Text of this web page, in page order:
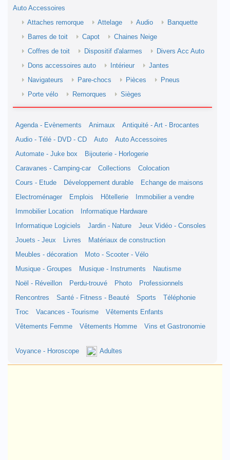
Auto Accessoires
Attaches remorque
Attelage Audio
Banquette
Barres de toit
Capot
Chaines Neige
Coffres de toit
Dispositif d'alarmes
Divers Acc Auto
Dons accessoires auto
Intérieur
Jantes
Navigateurs
Pare-chocs Pièces
Pneus
Porte vélo
Remorques Sièges
Agenda - Evènements Animaux
Antiquité - Art - Brocantes
Audio - Télé - DVD - CD
Auto
Auto Accessoires
Automate - Juke box
Bijouterie - Horlogerie
Caravanes - Camping-car
Collections
Colocation
Cours - Etude
Développement durable
Echange de maisons
Electroménager
Emplois Hôtellerie
Immobilier a vendre
Immobilier Location
Informatique Hardware
Informatique Logiciels
Jardin - Nature
Jeux Vidéo - Consoles
Jouets - Jeux
Livres
Matériaux de construction
Meubles - décoration
Moto - Scooter - Vélo
Musique - Groupes
Musique - Instruments
Nautisme
Noël - Réveillon
Perdu-trouvé Photo
Professionnels
Rencontres
Santé - Fitness - Beauté Sports
Téléphonie
Troc
Vacances - Tourisme
Vêtements Enfants
Vêtements Femme
Vêtements Homme Vins et Gastronomie
Voyance - Horoscope Adultes